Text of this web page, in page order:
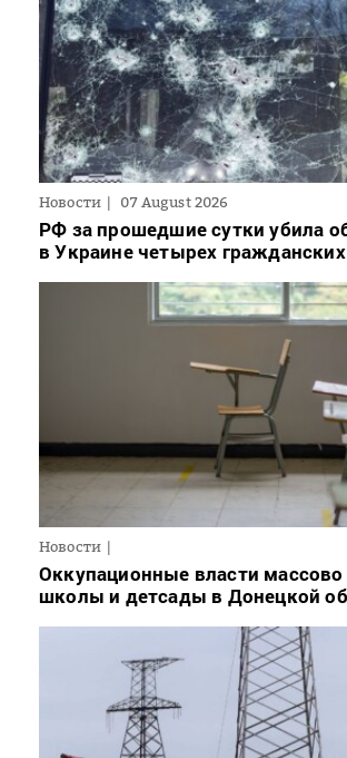
Новости 07 August 2026
РФ за прошедшие сутки убила
в Украине четырех гражданских
Новости
Оккупационные власти
школы и детсады в Донецкой